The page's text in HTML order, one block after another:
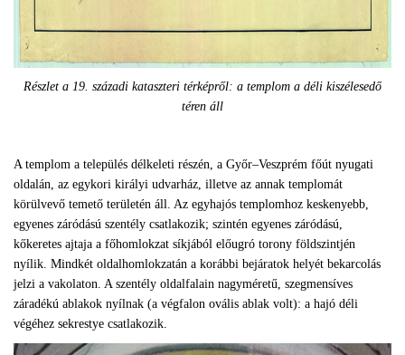
Részlet a 19. századi kataszteri térképről: a templom a déli kiszélesedő
téren áll
A templom a település délkeleti részén, a Győr–Veszprém főút nyugati
oldalán, az egykori királyi udvarház, illetve az annak templomát
körülvevő temető területén áll. Az egyhajós templomhoz keskenyebb,
egyenes záródású szentély csatlakozik; szintén egyenes záródású,
kőkeretes ajtaja a főhomlokzat síkjából előugró torony földszintjén
nyílik. Mindkét oldalhomlokzatán a korábbi bejáratok helyét bekarcolás
jelzi a vakolaton. A szentély oldalfalain nagyméretű, szegmensíves
záradékú ablakok nyílnak (a végfalon ovális ablak volt): a hajó déli
végéhez sekrestye csatlakozik.